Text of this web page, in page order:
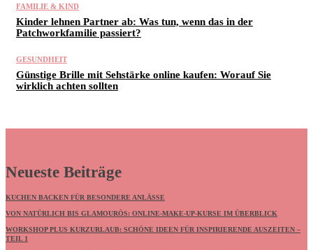
FAMILIE & KIND
Kinder lehnen Partner ab: Was tun, wenn das in der
Patchworkfamilie passiert?
GESUNDHEIT
Günstige Brille mit Sehstärke online kaufen: Worauf Sie
wirklich achten sollten
Neueste Beiträge
KUCHEN BACKEN FÜR BESONDERE ANLÄSSE
VON NATÜRLICH BIS GLAMOURÖS: ONLINE-MAKE-UP-KURSE IM ÜBERBLICK
WORKSHOP PLUS KURZURLAUB: SCHÖNE IDEEN FÜR INSPIRIERENDE AUSZEITEN –
TEIL 1